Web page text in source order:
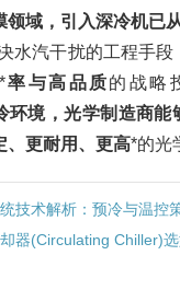
领域，引入深冷机已
水汽干扰的工程手段
率与高品质的战略
境，光学制造商能
、更耐用、更高*的光
技术解析：预冷与温控
器(Circulating Chiller)